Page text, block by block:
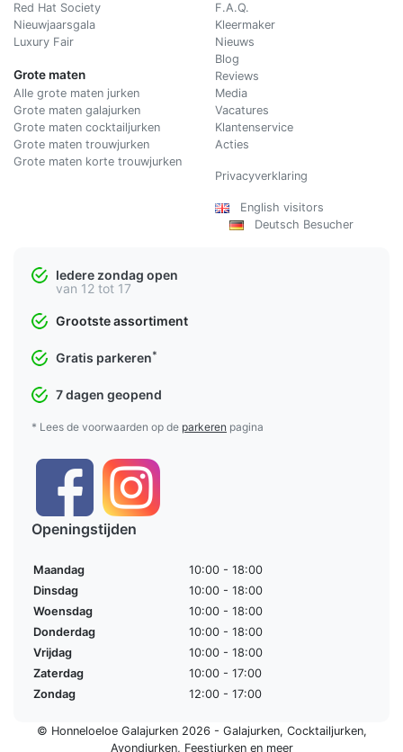
Red Hat Society
Nieuwjaarsgala
Luxury Fair
Grote maten
Alle grote maten jurken
Grote maten galajurken
Grote maten cocktailjurken
Grote maten trouwjurken
Grote maten korte trouwjurken
F.A.Q.
Kleermaker
Nieuws
Blog
Reviews
Media
Vacatures
Klantenservice
Acties
Privacyverklaring
English visitors
Deutsch Besucher
Iedere zondag open
van 12 tot 17
Grootste assortiment
Gratis parkeren*
7 dagen geopend
* Lees de voorwaarden op de parkeren pagina
Openingstijden
Maandag
10:00 - 18:00
Dinsdag
10:00 - 18:00
Woensdag
10:00 - 18:00
Donderdag
10:00 - 18:00
Vrijdag
10:00 - 18:00
Zaterdag
10:00 - 17:00
Zondag
12:00 - 17:00
© Honneloeloe Galajurken 2026 - Galajurken, Cocktailjurken,
Avondjurken, Feestjurkenen meer